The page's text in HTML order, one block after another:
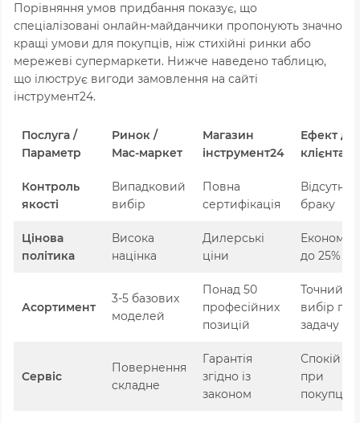
Порівняння умов придбання показує, що
спеціалізовані онлайн-майданчики пропонують значно
кращі умови для покупців, ніж стихійні ринки або
мережеві супермаркети. Нижче наведено таблицю,
що ілюструє вигоди замовлення на сайті
інструмент24.
Послуга /
Параметр
Ринок /
Мас-маркет
Магазин
інструмент24
Ефект
клієнта
Контроль
якості
Випадковий
вибір
Повна
сертифікація
браку
Цінова
політика
Висока
націнка
Дилерські
ціни
Економія
до 25%
Асортимент
3-5 базових
моделей
Понад 50
професійних
позицій
Точний
вибір під
задачу
Сервіс
Повернення
складне
Гарантія
згідно із
законом
Спокій
при
покупці